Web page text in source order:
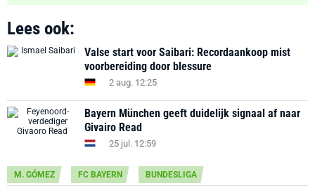
Lees ook:
Valse start voor Saibari: Recordaankoop mist
voorbereiding door blessure
2 aug. 12:25
Bayern München geeft duidelijk signaal af naar
Givairo Read
25 jul. 12:59
M. GÓMEZ FC BAYERN BUNDESLIGA